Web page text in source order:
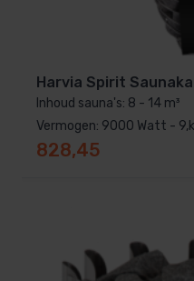
Harvia Spirit
Inhoud sauna's: 8 - 14 m³
Vermogen: 9000 Watt -
828,45